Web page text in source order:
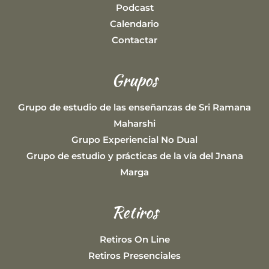
Podcast
Calendario
Contactar
Grupos
Grupo de estudio de las enseñanzas de Sri Ramana
Maharshi
Grupo Experiencial No Dual
Grupo de estudio y prácticas de la vía del Jnana
Marga
Retiros
Retiros On Line
Retiros Presenciales